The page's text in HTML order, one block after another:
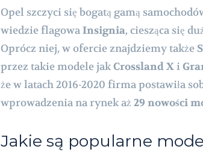
Opel szczyci się bogatą gamą
wiedzie flagowaInsignia, ciesząca się
Oprócz niej, w ofercie znajdziemy także
przez takie modele jakCrossland Xi
że w latach 2016-2020 firma postawiła
wprowadzenia na rynek aż 29 nowości
Jakie są popularne